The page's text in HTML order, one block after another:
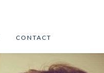
CONTACT